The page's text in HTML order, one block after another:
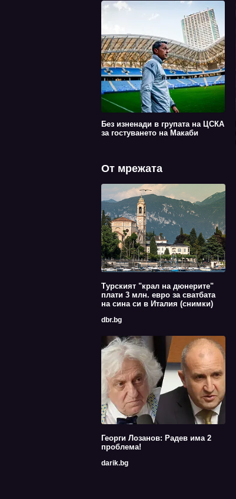
Без изненади в групата на ЦСКА
за гостуването на Макаби
От мрежата
Турският "крал на дюнерите"
плати 3 млн. евро за сватбата
на сина си в Италия (снимки)
dbr.bg
Георги Лозанов: Радев има 2
проблема!
darik.bg